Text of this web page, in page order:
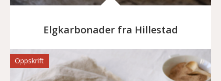
Elgkarbonader fra Hillestad
Oppskrift